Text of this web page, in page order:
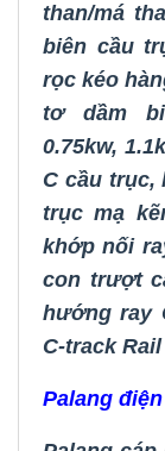
than/má
biên cầu
rọc kéo
tơ dầm
0.75kw,
C cầu trục,
trục mạ
khớp nối
con trượt
hướng ray
C-track
Palang điện